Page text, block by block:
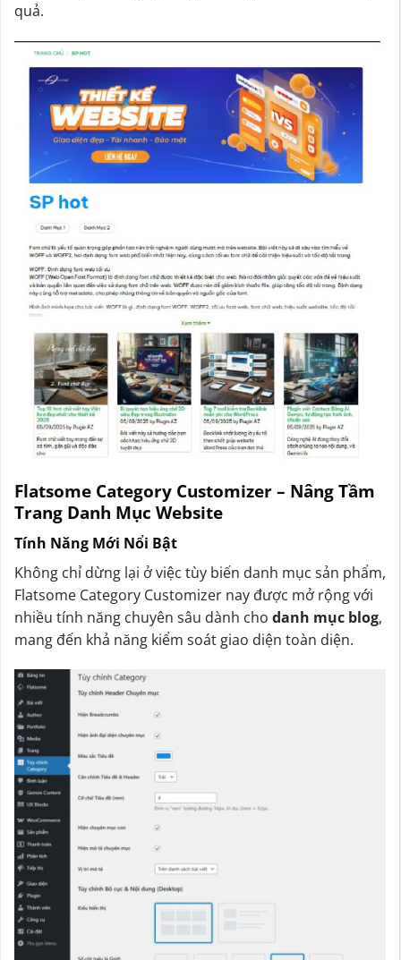
quả.
Flatsome Category Customizer – Nâng Tầm
Trang Danh Mục Website
Tính Năng Mới Nổi Bật
Không chỉ dừng lại ở việc tùy biến danh mục sản phẩm,
Flatsome Category Customizer nay được mở rộng với
nhiều tính năng chuyên sâu dành cho danh mục blog,
mang đến khả năng kiểm soát giao diện toàn diện.